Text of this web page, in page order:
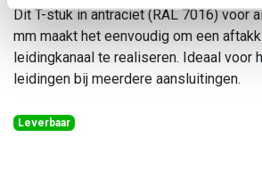
Dit T-stuk in antraciet (RAL 7016) voor
mm maakt het eenvoudig om een
leidingkanaal te realiseren. Ideaal voor
leidingen bij meerdere aansluitingen.
Leverbaar